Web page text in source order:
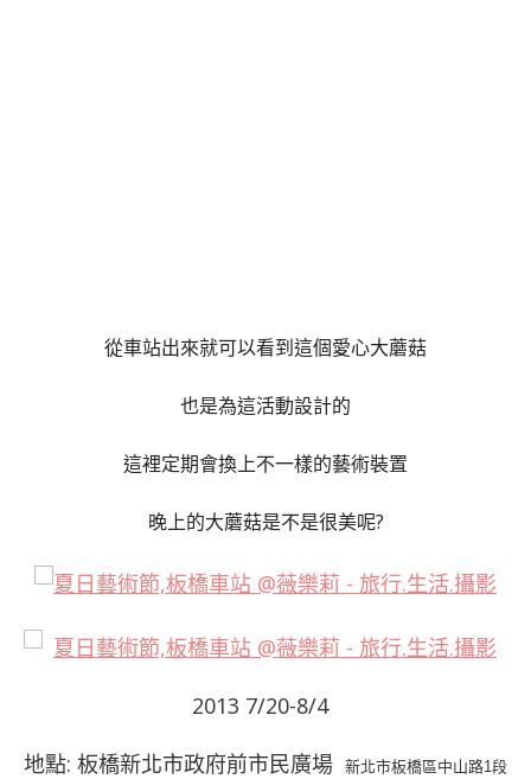
從車站出來就可以看到這個愛心大蘑菇
也是為這活動設計的
這裡定期會換上不一樣的藝術裝置
晚上的大蘑菇是不是很美呢?
2013 7/20-8/4
地點: 板橋新北市政府前市民廣場
新北市板橋區中山路1段